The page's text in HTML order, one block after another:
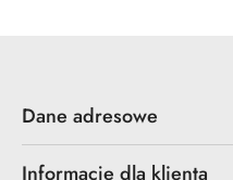
Dane adresowe
Informacje dla klienta